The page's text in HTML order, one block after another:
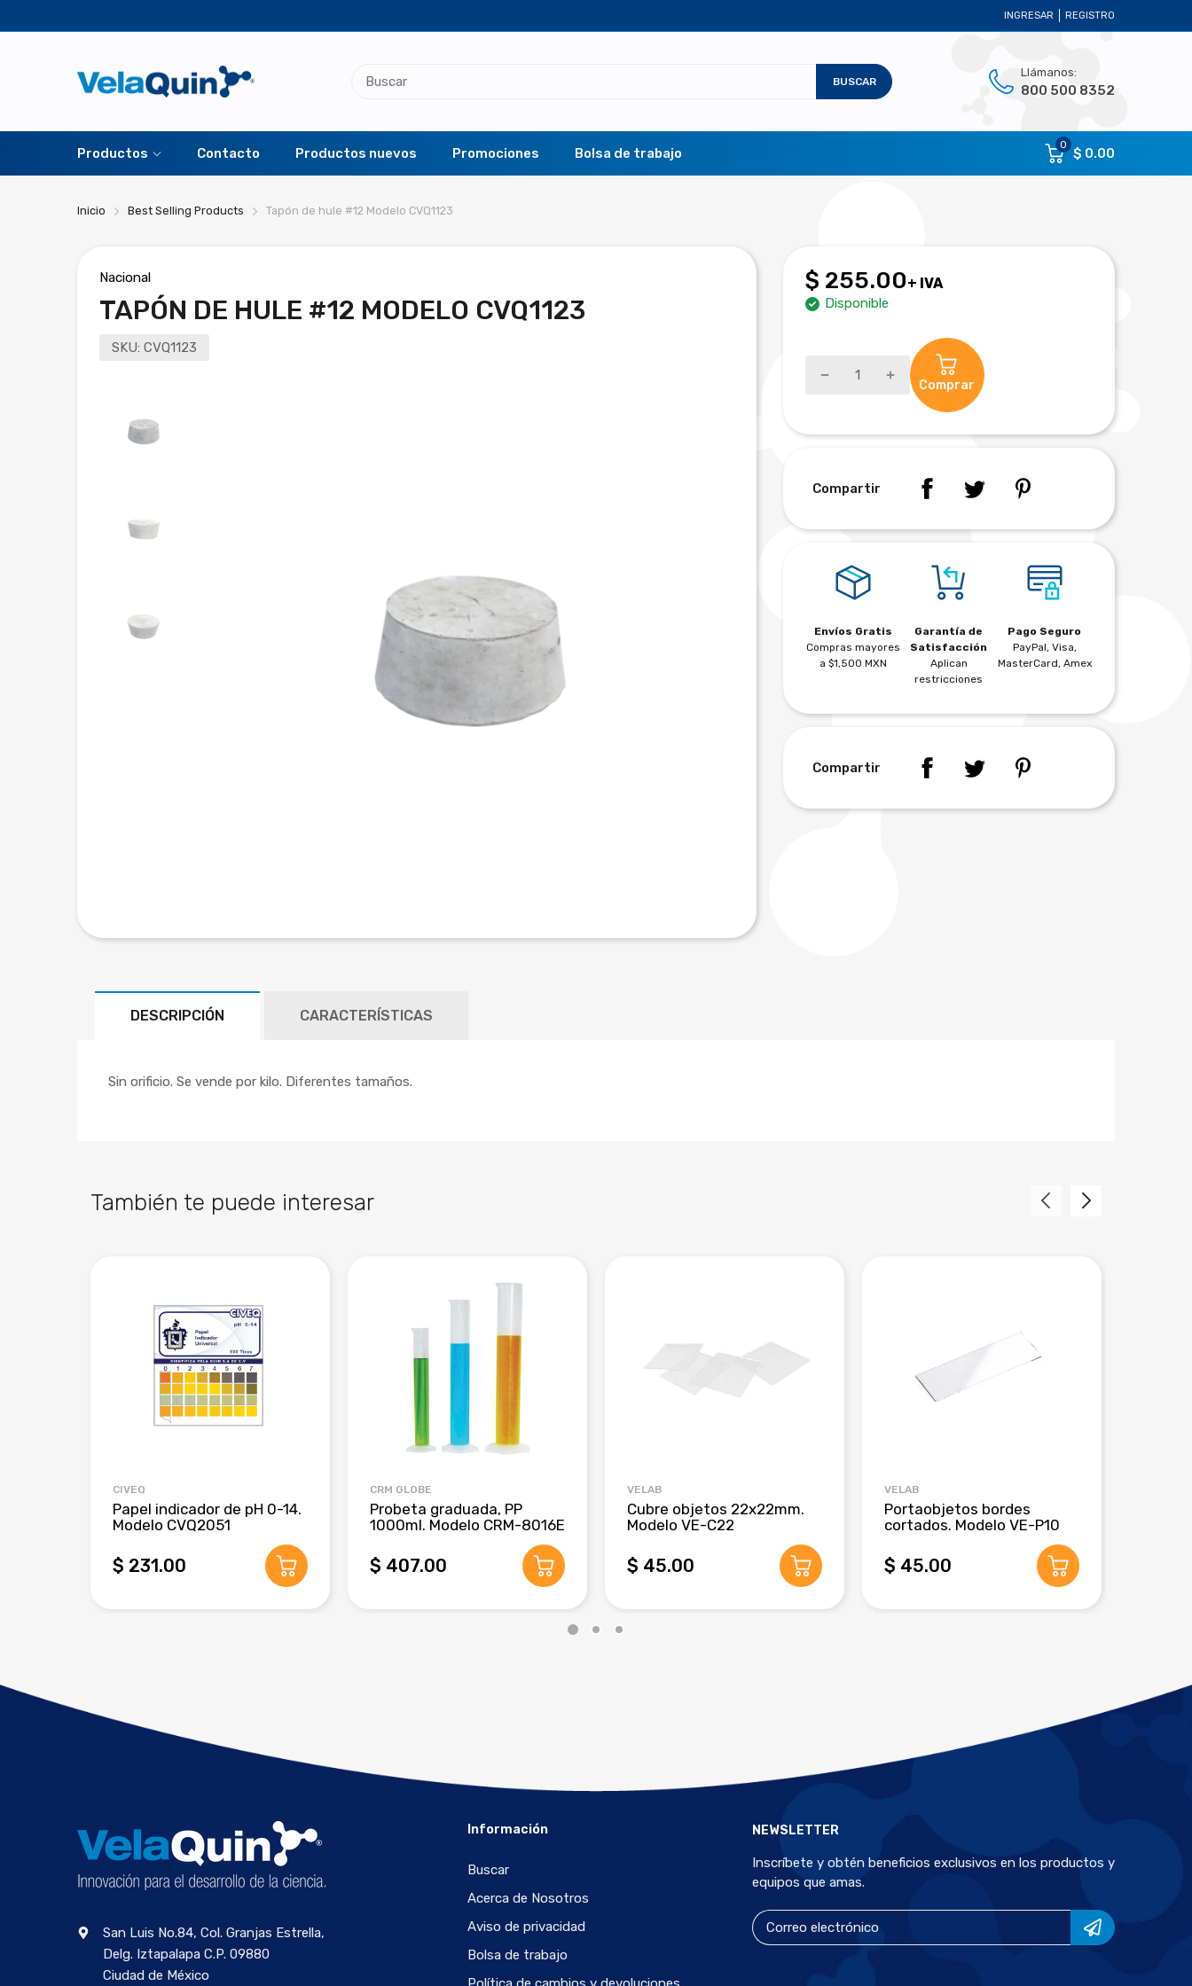
INGRESAR REGISTRO
BUSCAR
Llámanos:
800 500 8352
Productos Contacto Productos nuevos Promociones Bolsa de trabajo
0
$ 0.00
Inicio Best Selling Products Tapón de hule #12 Modelo CVQ1123
Nacional
TAPÓN DE HULE #12 MODELO CVQ1123
SKU: CVQ1123
$ 255.00+ IVA
Disponible
Comprar
Compartir
Envíos Gratis
Compras mayores
a $1,500 MXN
Garantía de
Satisfacción
Aplican
restricciones
Pago Seguro
PayPal, Visa,
MasterCard, Amex
Compartir
DESCRIPCIÓN CARACTERÍSTICAS
Sin orificio. Se vende por kilo. Diferentes tamaños.
También te puede interesar
CIVEQ
Papel indicador de pH 0-14.
Modelo CVQ2051
$ 231.00
CRM GLOBE
Probeta graduada, PP
1000ml. Modelo CRM-8016E
$ 407.00
VELAB
Cubre objetos 22x22mm.
Modelo VE-C22
$ 45.00
VELAB
Portaobjetos bordes
cortados. Modelo VE-P10
$ 45.00
San Luis No.84, Col. Granjas Estrella,
Delg. Iztapalapa C.P. 09880
Ciudad de México
Información
Buscar
Acerca de Nosotros
Aviso de privacidad
Bolsa de trabajo
NEWSLETTER
Inscríbete y obtén beneficios exclusivos en los productos y
equipos que amas.